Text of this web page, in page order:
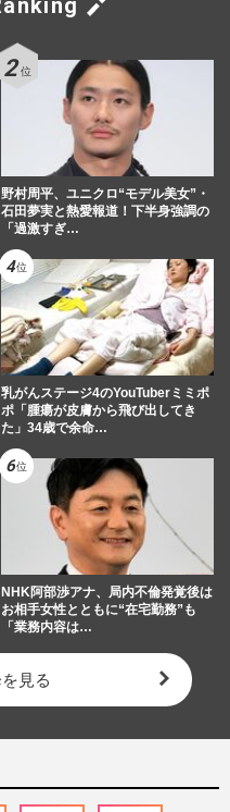
野村周平、ユニクロ“モデル美女”・
石田夢実と熱愛報道！下半身強調の
「過激すぎ…
乳がんステージ4のYouTuberミミポ
ポ「腫瘍が皮膚から飛び出してき
た」34歳で余命…
NHK阿部渉アナ、局内不倫発覚後は
お相手女性とともに“在宅勤務”も
「業務内容は…
見る